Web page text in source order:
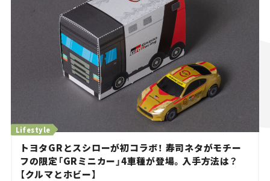
トヨタGRとスシローが初コラボ！ 寿司ネタがモチー
フの限定「GRミニカー」4車種が登場。入手方法は？
【クルマとホビー】
Lifestyle